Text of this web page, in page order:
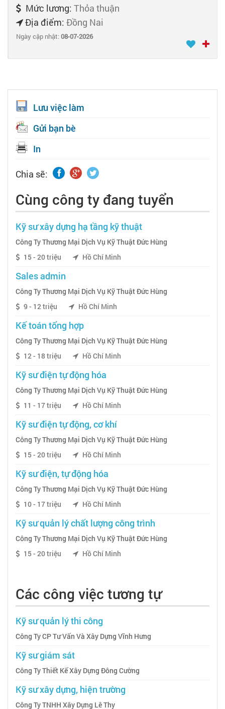
Mức lương: Thỏa thuận
Địa điểm: Đồng Nai
Ngày cập nhật:08-07-2026
Lưu việc làm
Gửi bạn bè
In
Chia sẽ:
Cùng công ty đang tuyển
Kỹ sư xây dựng hạ tầng kỹ thuật
Công Ty Thương Mại Dịch Vụ Kỹ Thuật Đức Hùng
15 - 20 triệu
Hồ Chí Minh
Sales admin
Công Ty Thương Mại Dịch Vụ Kỹ Thuật Đức Hùng
9 - 12 triệu
Hồ Chí Minh
Kế toán tổng hợp
Công Ty Thương Mại Dịch Vụ Kỹ Thuật Đức Hùng
12 - 18 triệu
Hồ Chí Minh
Kỹ sư điện tự động hóa
Công Ty Thương Mại Dịch Vụ Kỹ Thuật Đức Hùng
11 - 17 triệu
Hồ Chí Minh
Kỹ sư điện tự động, cơ khí
Công Ty Thương Mại Dịch Vụ Kỹ Thuật Đức Hùng
15 - 20 triệu
Hồ Chí Minh
Kỹ sư điện, tự động hóa
Công Ty Thương Mại Dịch Vụ Kỹ Thuật Đức Hùng
10 - 17 triệu
Hồ Chí Minh
Kỹ sư quản lý chất lượng công trình
Công Ty Thương Mại Dịch Vụ Kỹ Thuật Đức Hùng
15 - 20 triệu
Hồ Chí Minh
Các công việc tương tự
Kỹ sư quản lý thi công
Công Ty CP Tư Vấn Và Xây Dựng Vĩnh Hưng
Kỹ sư giám sát
Công Ty Thiết Kế Xây Dựng Đông Cường
Kỹ sư xây dựng, hiện trường
Công Ty TNHH Xây Dựng Lê Thy